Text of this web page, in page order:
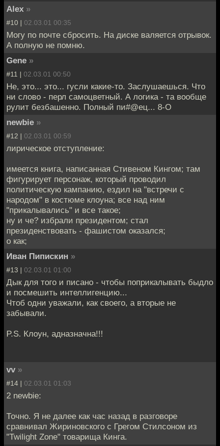
Alex »
#10 | 02.03.01 00:35
Могу по почте сбросить. На диске валяется отрывок.
А полную не помню.
Gene »
#11 | 02.03.01 00:50
Не, это... это... гусли какие-то. Заслушаешься. Что
ни слово - перл самоцветный. А логика - та вообще
рулит безбашенно. Полный пи#@ец... 8-О
newbie »
#12 | 02.03.01 00:59
лирическое отступление:
имеется книга, написанная Стивеном Кингом; там
фигурирует персонаж, который проводил
политическую кампанию, ездил на "встречи с
народом" в костюме клоуна; все над ним
"прикалывались" и все такое;
ну и че? избрали президентом; стал
президенствовать - фашистом оказался;
о как;
Иван Пипискин »
#13 | 02.03.01 01:00
Дык для того и писано - чтобы поприкалывать быдло
и посмешить интеллигенцию...
Чтоб одни уважали, как своего, а вторые не
забывали.
P.S. Клоун, адназначна!!!
vv »
#14 | 02.03.01 01:03
2 newbie:
Точно. Я не далее как час назад в разговоре
сравнивал Жириновского с Грегом Стилсоном из
"Twilight Zone" товарища Кинга.